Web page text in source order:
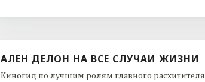
АЛЕН ДЕЛОН НА ВСЕ СЛУЧАИ ЖИЗНИ
Киногид по лучшим ролям главного